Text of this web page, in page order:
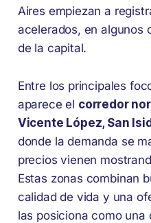
Aires empiezan a
acelerados, en algunos
de la capital.
Entre los principales
aparece el corredor
Vicente López, San
donde la demanda se
precios vienen
Estas zonas combinan
calidad de vida y una
las posiciona como una